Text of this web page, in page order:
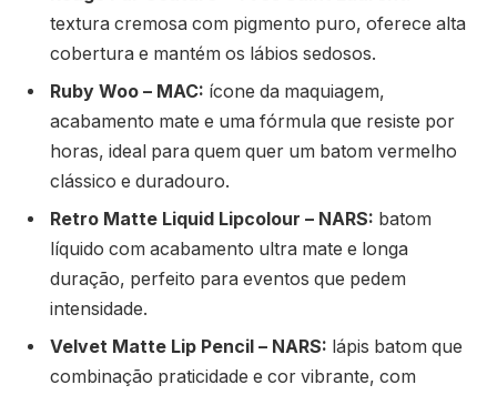
textura cremosa com pigmento puro, oferece alta
cobertura e mantém os lábios sedosos.
Ruby Woo – MAC: ícone da maquiagem,
acabamento mate e uma fórmula que resiste por
horas, ideal para quem quer um batom vermelho
clássico e duradouro.
Retro Matte Liquid Lipcolour – NARS: batom
líquido com acabamento ultra mate e longa
duração, perfeito para eventos que pedem
intensidade.
Velvet Matte Lip Pencil – NARS: lápis batom que
combinação praticidade e cor vibrante, com